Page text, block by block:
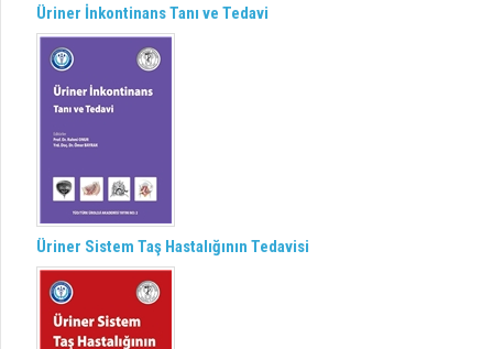
Üriner İnkontinans Tanı ve Tedavi
Üriner Sistem Taş Hastalığının Tedavisi